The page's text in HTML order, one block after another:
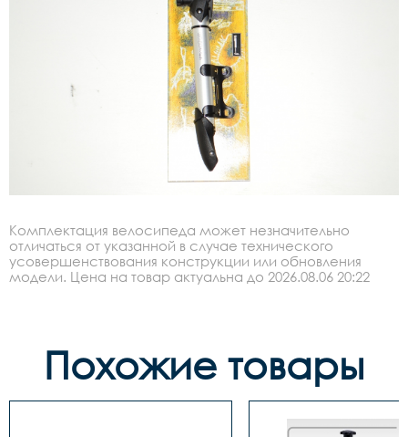
Комплектация велосипеда может незначительно
отличаться от указанной в случае технического
усовершенствования конструкции или обновления
модели. Цена на товар актуальна до 2026.08.06 20:22
Похожие товары